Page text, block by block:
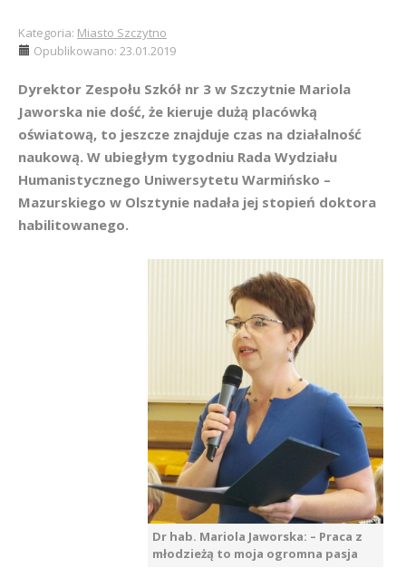
Kategoria: Miasto Szczytno
Opublikowano: 23.01.2019
Dyrektor Zespołu Szkół nr 3 w Szczytnie Mariola
Jaworska nie dość, że kieruje dużą placówką
oświatową, to jeszcze znajduje czas na działalność
naukową. W ubiegłym tygodniu Rada Wydziału
Humanistycznego Uniwersytetu Warmińsko –
Mazurskiego w Olsztynie nadała jej stopień doktora
habilitowanego.
Dr hab. Mariola Jaworska: – Praca z
młodzieżą to moja ogromna pasja